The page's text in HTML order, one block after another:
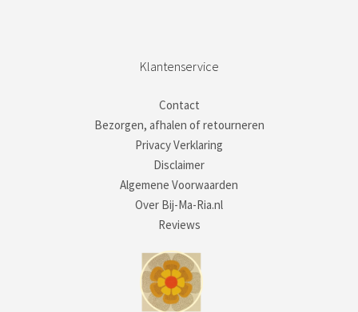
Klantenservice
Contact
Bezorgen, afhalen of retourneren
Privacy Verklaring
Disclaimer
Algemene Voorwaarden
Over Bij-Ma-Ria.nl
Reviews